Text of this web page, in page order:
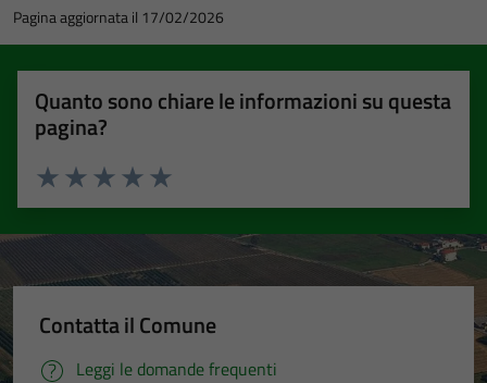
Pagina aggiornata il 17/02/2026
Quanto sono chiare le informazioni su questa
pagina?
Valuta 5 stelle su 5
Valuta 4 stelle su 5
Valuta 3 stelle su 5
Valuta 2 stelle su 5
Valuta 1 stelle su 5
Contatta il Comune
Leggi le domande frequenti